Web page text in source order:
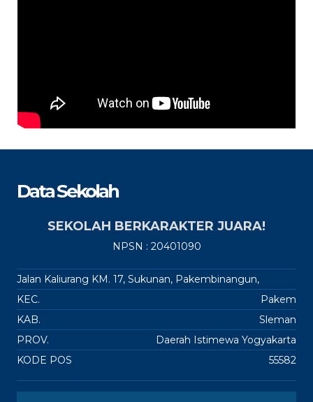
Data Sekolah
SEKOLAH BERKARAKTER JUARA!
NPSN : 20401090
Jalan Kaliurang KM. 17, Sukunan, Pakembinangun,
KEC.
Pakem
KAB.
Sleman
PROV.
Daerah Istimewa Yogyakarta
KODE POS
55582